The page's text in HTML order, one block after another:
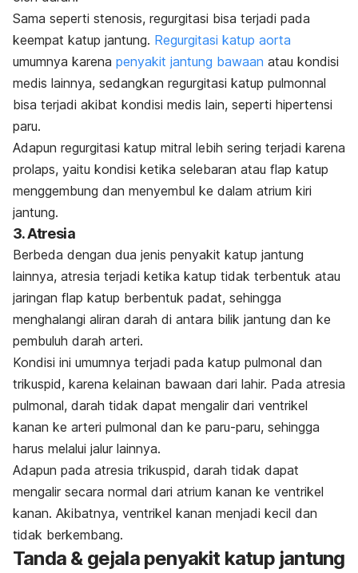
Sama seperti stenosis, regurgitasi bisa terjadi pada
keempat katup jantung. Regurgitasi katup aorta
umumnya karena penyakit jantung bawaan atau kondisi
medis lainnya, sedangkan regurgitasi katup pulmonnal
bisa terjadi akibat kondisi medis lain, seperti hipertensi
paru.
Adapun regurgitasi katup mitral lebih sering terjadi karena
prolaps, yaitu kondisi ketika selebaran atau flap katup
menggembung dan menyembul ke dalam atrium kiri
jantung.
3. Atresia
Berbeda dengan dua jenis penyakit katup jantung
lainnya, atresia terjadi ketika katup tidak terbentuk atau
jaringan flap katup berbentuk padat, sehingga
menghalangi aliran darah di antara bilik jantung dan ke
pembuluh darah arteri.
Kondisi ini umumnya terjadi pada katup pulmonal dan
trikuspid, karena kelainan bawaan dari lahir. Pada atresia
pulmonal, darah tidak dapat mengalir dari ventrikel
kanan ke arteri pulmonal dan ke paru-paru, sehingga
harus melalui jalur lainnya.
Adapun pada atresia trikuspid, darah tidak dapat
mengalir secara normal dari atrium kanan ke ventrikel
kanan. Akibatnya, ventrikel kanan menjadi kecil dan
tidak berkembang.
Tanda & gejala penyakit katup jantung